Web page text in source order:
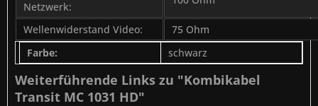
Netzwerk:
Wellenwiderstand Video:
75 Ohm
Farbe:
schwarz
Weiterführende Links zu "Kombikabel
Transit MC 1031 HD"